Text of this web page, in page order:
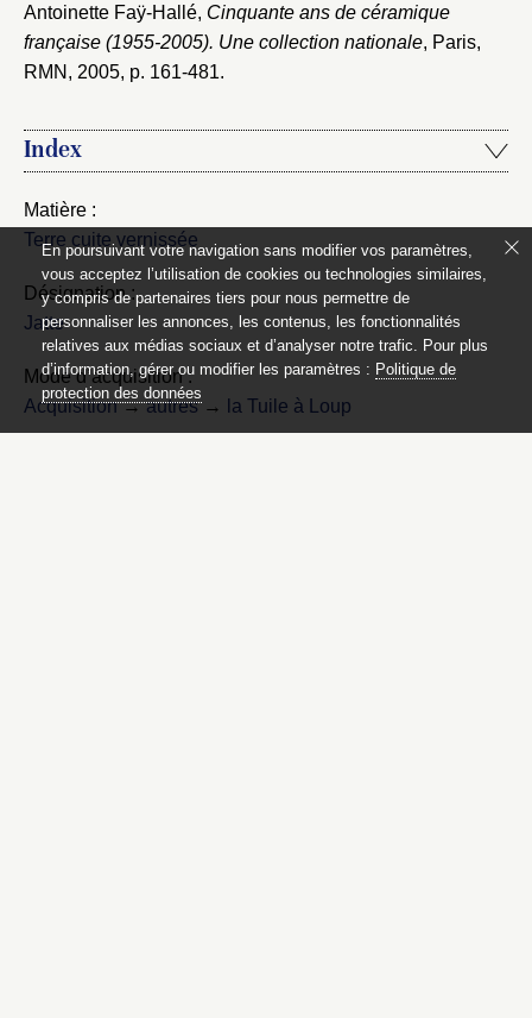
Antoinette Faÿ-Hallé, Cinquante ans de céramique
française (1955-2005). Une collection nationale, Paris,
RMN, 2005, p. 161-481.
Index
Matière :
Terre cuite vernissée
Désignation :
Jatte
Mode d’acquisition :
Acquisition→autres→ la Tuile à Loup
En poursuivant votre navigation sans modifier vos paramètres,
vous acceptez l’utilisation de cookies ou technologies similaires,
y compris de partenaires tiers pour nous permettre de
personnaliser les annonces, les contenus, les fonctionnalités
relatives aux médias sociaux et d’analyser notre trafic. Pour plus
d’information, gérer ou modifier les paramètres : Politique de
protection des données